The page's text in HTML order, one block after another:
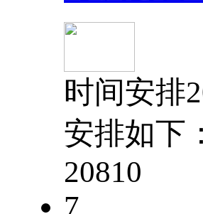
时间安排
安排如下
20810
7